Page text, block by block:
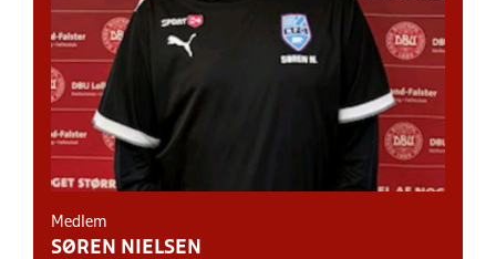
Medlem
SØREN NIELSEN